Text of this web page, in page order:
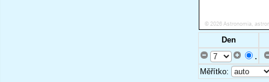
Den
.
Měřítko: